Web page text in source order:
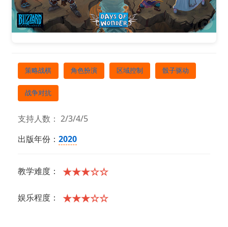
策略战棋 角色扮演 区域控制 骰子驱动
战争对抗
支持人数： 2/3/4/5
出版年份： 2020
教学难度： ★★★☆☆
娱乐程度： ★★★☆☆